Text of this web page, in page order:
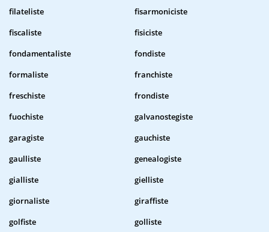
filateliste
fisarmoniciste
fiscaliste
fisiciste
fondamentaliste
fondiste
formaliste
franchiste
freschiste
frondiste
fuochiste
galvanostegiste
garagiste
gauchiste
gaulliste
genealogiste
gialliste
gielliste
giornaliste
giraffiste
golfiste
golliste